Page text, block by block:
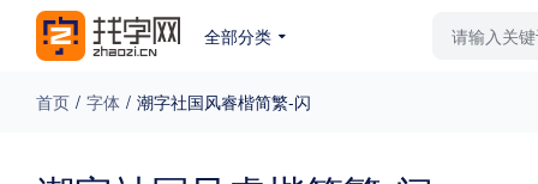
全部分类
首页 / 字体 / 潮字社国风睿楷简繁-闪